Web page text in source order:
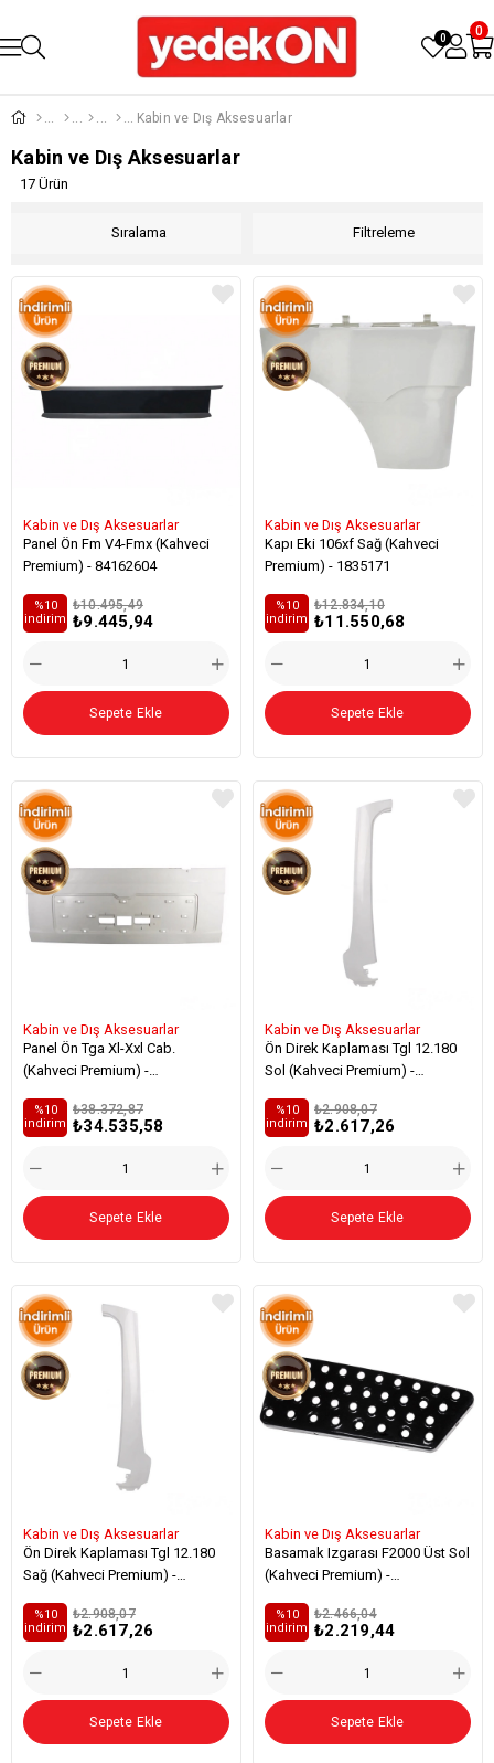
0 0
Kabin ve Dış Aksesuarlar
Kabin ve Dış Aksesuarlar
Filtreleme
Sıralama
17 Ürün
Kabin ve Dış Aksesuarlar
Panel Ön Fm V4-Fmx (Kahveci
Premium) - 84162604
₺9.445,94
₺10.495,49
%10
i̇ndirim
Sepete Ekle
Kabin ve Dış Aksesuarlar
Kapı Eki 106xf Sağ (Kahveci
Premium) - 1835171
₺11.550,68
₺12.834,10
%10
i̇ndirim
Sepete Ekle
Kabin ve Dış Aksesuarlar
Panel Ön Tga Xl-Xxl Cab.
(Kahveci Premium) -
₺34.535,58
₺38.372,87
%10
i̇ndirim
Sepete Ekle
Kabin ve Dış Aksesuarlar
Ön Direk Kaplaması Tgl 12.180
Sol (Kahveci Premium) -
₺2.617,26
₺2.908,07
%10
i̇ndirim
Sepete Ekle
Kabin ve Dış Aksesuarlar
Ön Direk Kaplaması Tgl 12.180
Sağ (Kahveci Premium) -
₺2.617,26
₺2.908,07
%10
i̇ndirim
Sepete Ekle
Kabin ve Dış Aksesuarlar
Basamak Izgarası F2000 Üst Sol
(Kahveci Premium) -
₺2.219,44
₺2.466,04
%10
i̇ndirim
Sepete Ekle